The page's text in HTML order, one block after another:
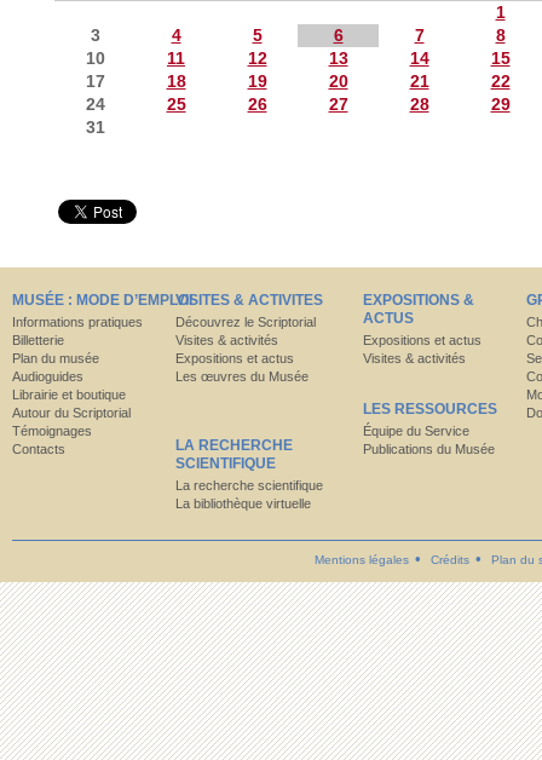
1
3
4 5 6 7
8
10
11 12 13 14
15
17
18 19 20 21
22
24
25 26 27 28
29
31
MUSÉE : MODE D’EMPLOI
Informations pratiques
Billetterie
Plan du musée
Audioguides
Librairie et boutique
Autour du Scriptorial
Témoignages
Contacts
VISITES & ACTIVITES
Découvrez le Scriptorial
Visites & activités
Expositions et actus
Les œuvres du Musée
LA RECHERCHE
SCIENTIFIQUE
La recherche scientifique
La bibliothèque virtuelle
EXPOSITIONS &
ACTUS
Expositions et actus
Visites & activités
LES RESSOURCES
Équipe du Service
Publications du Musée
Mentions légales Crédits Plan du